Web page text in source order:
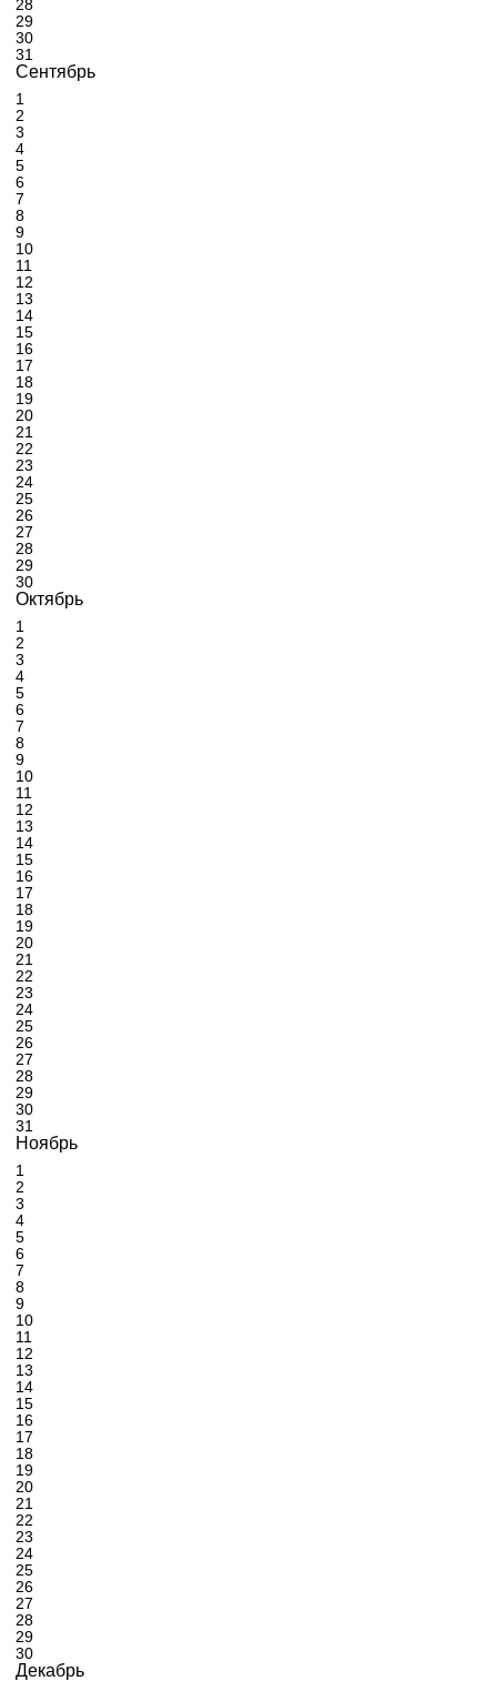
28
29
30
31
Сентябрь
1
2
3
4
5
6
7
8
9
10
11
12
13
14
15
16
17
18
19
20
21
22
23
24
25
26
27
28
29
30
Октябрь
1
2
3
4
5
6
7
8
9
10
11
12
13
14
15
16
17
18
19
20
21
22
23
24
25
26
27
28
29
30
31
Ноябрь
1
2
3
4
5
6
7
8
9
10
11
12
13
14
15
16
17
18
19
20
21
22
23
24
25
26
27
28
29
30
Декабрь